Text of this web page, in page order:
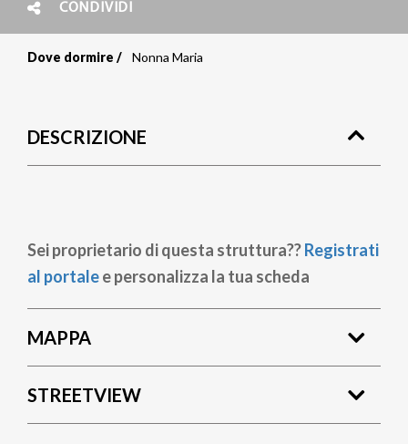
CONDIVIDI
pane
Dove dormire Nonna Maria
DESCRIZIONE
Sei proprietario di questa struttura??Registrati
al portalee personalizza la tua scheda
MAPPA
STREETVIEW